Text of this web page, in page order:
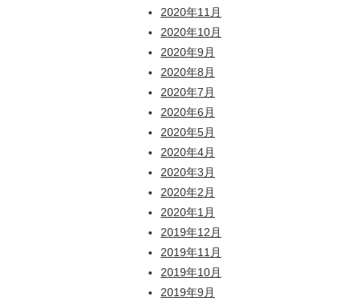
2020年11月
2020年10月
2020年9月
2020年8月
2020年7月
2020年6月
2020年5月
2020年4月
2020年3月
2020年2月
2020年1月
2019年12月
2019年11月
2019年10月
2019年9月